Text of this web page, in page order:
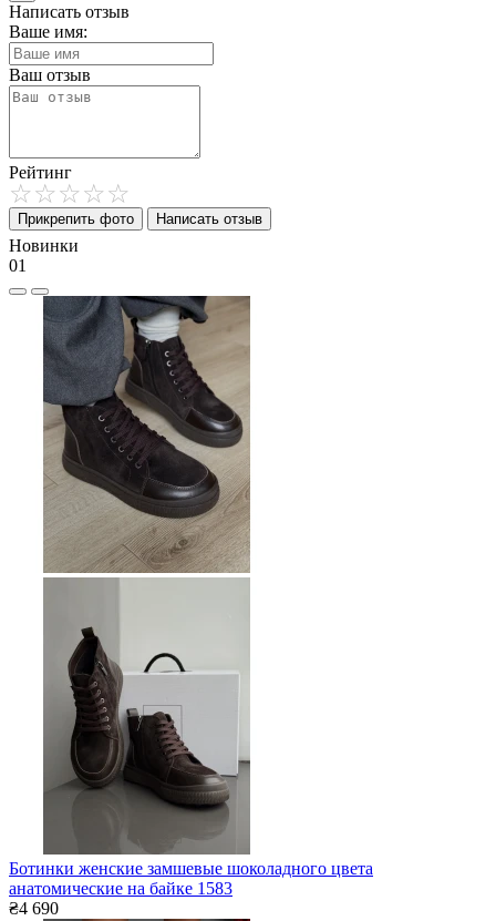
Написать отзыв
Ваше имя:
Ваш отзыв
Рейтинг
Прикрепить фото Написать отзыв
Новинки
01
Ботинки женские замшевые шоколадного цвета
анатомические на байке 1583
₴4 690